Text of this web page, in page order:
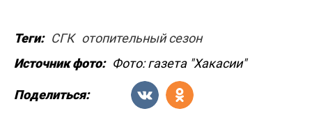
Теги: СГК отопительный сезон
Источник фото: Фото: газета "Хакасии"
Поделиться: